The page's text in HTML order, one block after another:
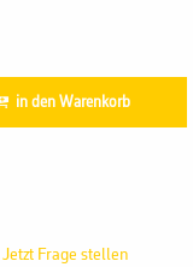
in den Warenkorb
Jetzt Frage stellen